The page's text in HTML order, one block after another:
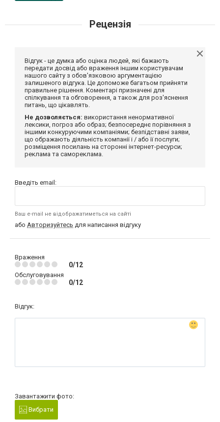
Рецензія
Відгук - це думка або оцінка людей, які бажають
передати досвід або враження іншим користувачам
нашого сайту з обов'язковою аргументацією
залишеного відгука. Це допоможе багатьом прийняти
правильне рішення. Коментарі призначені для
спілкування та обговорення, а також для роз'яснення
питань, що цікавлять.
Не дозволяється: використання ненормативної
лексики, погроз або образ; безпосереднє порівняння з
іншими конкуруючими компаніями; безпідставні заяви,
що ображають діяльність компанії і / або її послуги;
розміщення посилань на сторонні інтернет-ресурси;
реклама та самореклама.
Введіть email:
Ваш e-mail не відображатиметься на сайті
або Авторизуйтесь для написання відгуку
Враження
0/12
Обслуговування
0/12
Відгук:
Завантажити фото:
Вибрати